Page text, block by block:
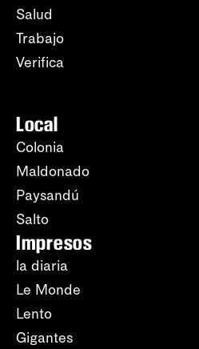
Salud
Trabajo
Verifica
Local
Colonia
Maldonado
Paysandú
Salto
Impresos
la diaria
Le Monde
Lento
Gigantes